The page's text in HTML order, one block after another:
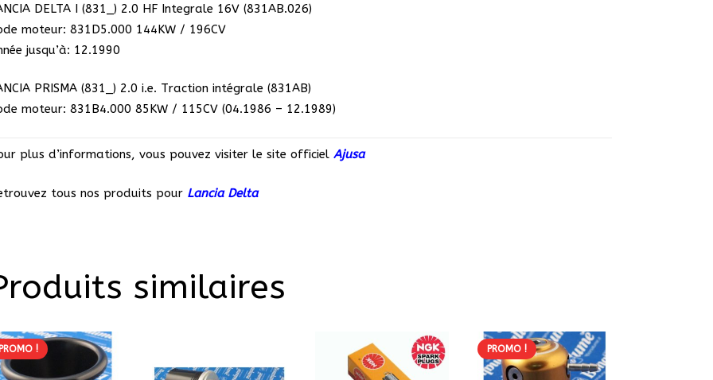
DELTA I (831_) 2.0 HF Integrale 16V (831AB.026)
moteur: 831D5.000 144KW / 196CV
jusqu’à: 12.1990
PRISMA (831_) 2.0 i.e. Traction intégrale (831AB)
moteur: 831B4.000 85KW / 115CV (04.1986 – 12.1989)
plus d’informations, vous pouvez visiter le site officiel Ajusa
tous nos produits pour Lancia Delta
similaires
PROMO ! PROMO !